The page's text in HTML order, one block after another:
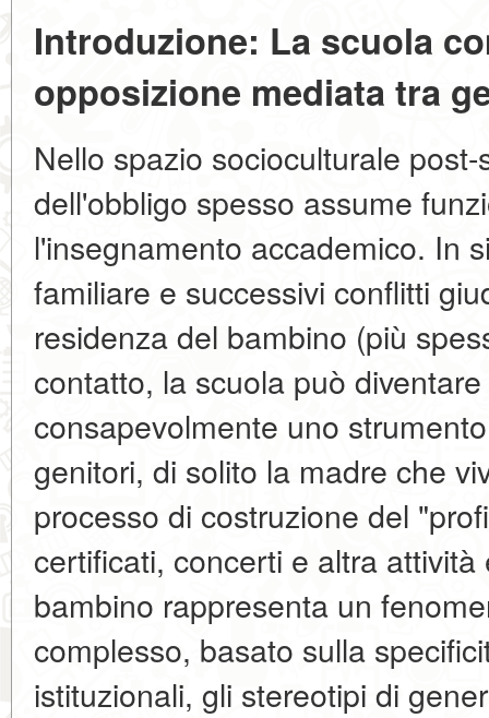
Introduzione: La scuola
opposizione mediata tra
Nello spazio socioculturale
dell'obbligo spesso assume
l'insegnamento accademico. In
familiare e successivi conflitti
residenza del bambino (più
contatto, la scuola può
consapevolmente uno
genitori, di solito la madre che
processo di costruzione del
certificati, concerti e altra attività
bambino rappresenta un
complesso, basato sulla
istituzionali, gli stereotipi di